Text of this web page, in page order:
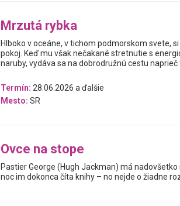
Mrzutá rybka
Hlboko v oceáne, v tichom podmorskom svete,
pokoj. Keď mu však nečakané stretnutie s
naruby, vydáva sa na dobrodružnú cestu
Termín: 28.06.2026 a ďalšie
Mesto: SR
Ovce na stope
Pastier George (Hugh Jackman) má
noc im dokonca číta knihy – no nejde o žiadne